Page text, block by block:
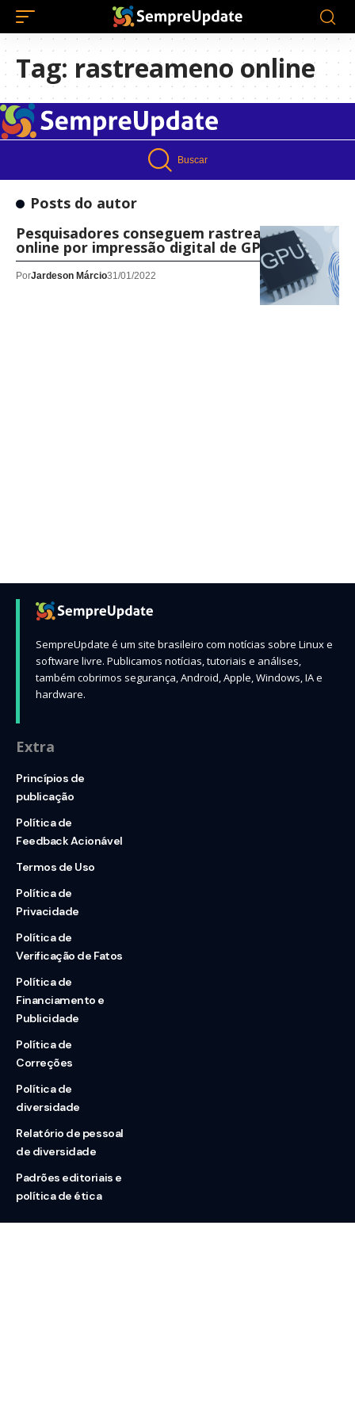
Tag: rastreameno online
Buscar
Posts do autor
Pesquisadores conseguem rastrear usuários
online por impressão digital de GPU
PorJardeson Márcio31/01/2022
SempreUpdate é um site brasileiro com notícias sobre Linux e
software livre. Publicamos notícias, tutoriais e análises,
também cobrimos segurança, Android, Apple, Windows, IA e
hardware.
Extra
Princípios de
publicação
Política de
Feedback Acionável
Termos de Uso
Política de
Privacidade
Política de
Verificação de Fatos
Política de
Financiamento e
Publicidade
Política de
Correções
Política de
diversidade
Relatório de pessoal
de diversidade
Padrões editoriais e
política de ética